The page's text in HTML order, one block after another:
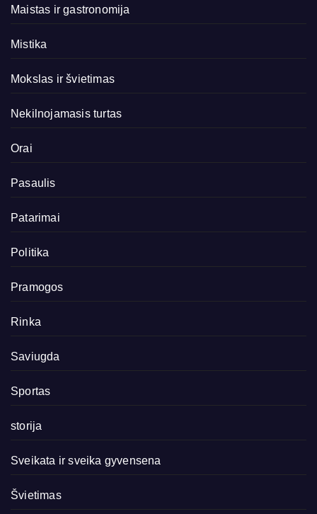
Maistas ir gastronomija
Mistika
Mokslas ir švietimas
Nekilnojamasis turtas
Orai
Pasaulis
Patarimai
Politika
Pramogos
Rinka
Saviugda
Sportas
storija
Sveikata ir sveika gyvensena
Švietimas